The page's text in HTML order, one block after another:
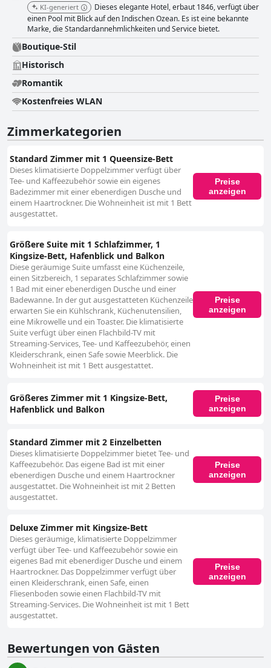
KI-generiert
Dieses elegante Hotel, erbaut 1846, verfügt über
einen Pool mit Blick auf den Indischen Ozean. Es ist eine bekannte
Marke, die Standardannehmlichkeiten und Service bietet.
Boutique-Stil
Historisch
Romantik
Kostenfreies WLAN
Zimmerkategorien
Standard Zimmer mit 1 Queensize-Bett
Dieses klimatisierte Doppelzimmer verfügt über
Tee- und Kaffeezubehör sowie ein eigenes
Badezimmer mit einer ebenerdigen Dusche und
einem Haartrockner. Die Wohneinheit ist mit 1 Bett
ausgestattet.
Preise
anzeigen
Größere Suite mit 1 Schlafzimmer, 1
Kingsize-Bett, Hafenblick und Balkon
Diese geräumige Suite umfasst eine Küchenzeile,
einen Sitzbereich, 1 separates Schlafzimmer sowie
1 Bad mit einer ebenerdigen Dusche und einer
Badewanne. In der gut ausgestatteten Küchenzeile
erwarten Sie ein Kühlschrank, Küchenutensilien,
eine Mikrowelle und ein Toaster. Die klimatisierte
Suite verfügt über einen Flachbild-TV mit
Streaming-Services, Tee- und Kaffeezubehör, einen
Kleiderschrank, einen Safe sowie Meerblick. Die
Wohneinheit ist mit 1 Bett ausgestattet.
Preise
anzeigen
Größeres Zimmer mit 1 Kingsize-Bett,
Hafenblick und Balkon
Preise
anzeigen
Standard Zimmer mit 2 Einzelbetten
Dieses klimatisierte Doppelzimmer bietet Tee- und
Kaffeezubehör. Das eigene Bad ist mit einer
ebenerdigen Dusche und einem Haartrockner
ausgestattet. Die Wohneinheit ist mit 2 Betten
ausgestattet.
Preise
anzeigen
Deluxe Zimmer mit Kingsize-Bett
Dieses geräumige, klimatisierte Doppelzimmer
verfügt über Tee- und Kaffeezubehör sowie ein
eigenes Bad mit ebenerdiger Dusche und einem
Haartrockner. Das Doppelzimmer verfügt über
einen Kleiderschrank, einen Safe, einen
Fliesenboden sowie einen Flachbild-TV mit
Streaming-Services. Die Wohneinheit ist mit 1 Bett
ausgestattet.
Preise
anzeigen
Bewertungen von Gästen